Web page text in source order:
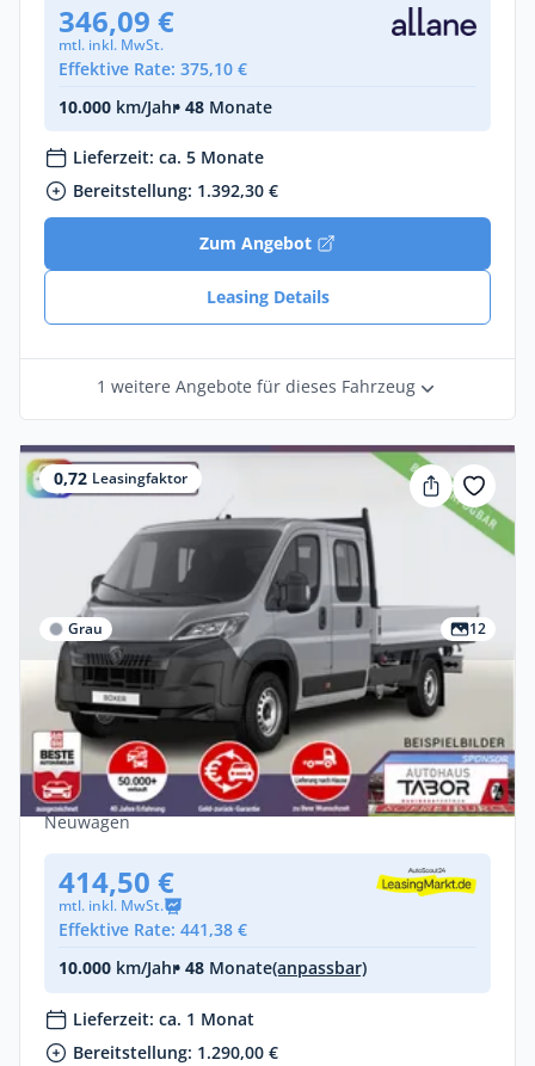
346,09 €
mtl. inkl. MwSt.
Effektive Rate: 375,10 €
10.000 km/Jahr• 48 Monate
Lieferzeit: ca. 5 Monate
Bereitstellung: 1.392,30 €
Zum Angebot
Leasing Details
1 weitere Angebote für dieses Fahrzeug
0,72 Leasingfaktor
Grau 12
Gewerbe & Privat
Peugeot Boxer Pritsche DoKa 435 AT L4
AHK CarP Kam Visib
Diesel • Automatik •
179 PS (132 kW)
Neuwagen
414,50 €
mtl. inkl. MwSt.
Effektive Rate: 441,38 €
10.000 km/Jahr• 48 Monate(anpassbar)
Lieferzeit: ca. 1 Monat
Bereitstellung: 1.290,00 €